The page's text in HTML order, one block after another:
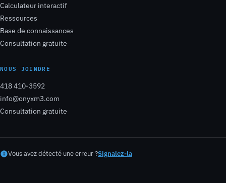
Calculateur interactif
Ressources
Base de connaissances
Consultation gratuite
NOUS JOINDRE
418 410-3592
info@onyxm3.com
Consultation gratuite
Vous avez détecté une erreur ?Signalez-la